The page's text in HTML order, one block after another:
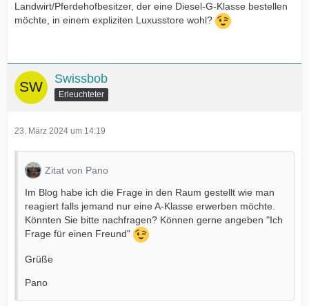
Landwirt/Pferdehofbesitzer, der eine Diesel-G-Klasse bestellen
möchte, in einem expliziten Luxusstore wohl?
Swissbob
Erleuchteter
23. März 2024 um 14:19
Zitat von Pano
Im Blog habe ich die Frage in den Raum gestellt wie man
reagiert falls jemand nur eine A-Klasse erwerben möchte.
Könnten Sie bitte nachfragen? Können gerne angeben "Ich
Frage für einen Freund"
Grüße
Pano